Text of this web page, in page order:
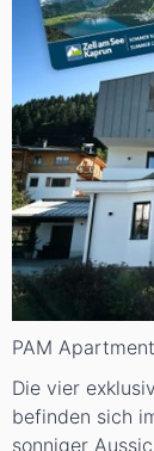
PAM
Die vier
befinden sich
sonniger